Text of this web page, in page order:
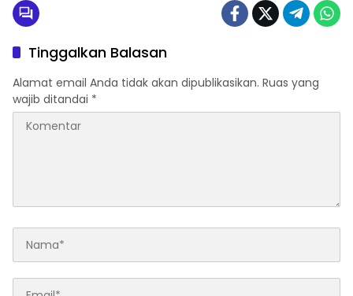
Tinggalkan Balasan
Alamat email Anda tidak akan dipublikasikan. Ruas yang
wajib ditandai *